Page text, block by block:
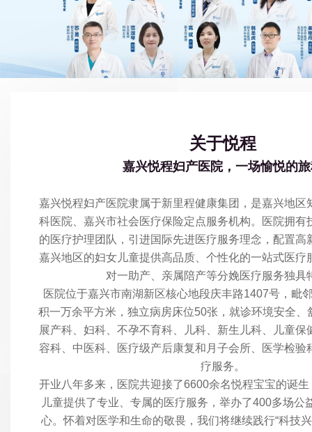
关于悦程
嘉兴悦程妇产医院，一场愉悦的
嘉兴悦程妇产医院隶属于新里程健康集团，是嘉兴地区
科医院、嘉兴市社会医疗保险定点服务机构。医院拥有
的医疗护理团队，引进国际先进医疗服务理念，配置高
嘉兴地区的妇女儿童提供高品质、个性化的一站式医疗
对一助产、亲属陪产等分娩医疗服务独具
医院位于嘉兴市南湖新区核心地段庆丰路1407号，毗
积一万余平方米，独立病房床位50张，就诊环境安全、
展产科、妇科、不孕不育科、儿科、新生儿科、儿童保
容科、中医科、医疗级产后康复和月子会所、医学检验
疗服务。
开业八年多来，医院共迎接了6600余名悦程宝宝的诞
儿童提供了专业、专属的医疗服务，举办了400多场公
心。怀着对医学和生命的敬畏，我们将继续践行“科技